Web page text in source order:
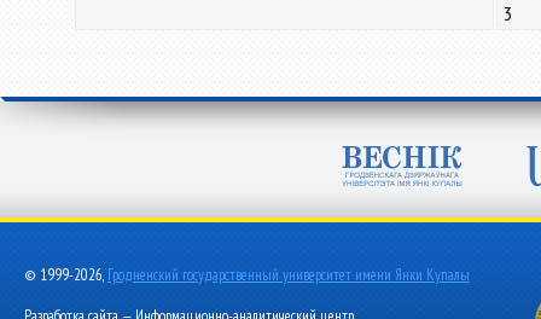
3
© 1999-2026, Гродненский государственный университет имени Янки Купалы